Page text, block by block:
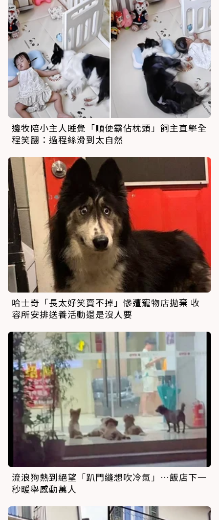
邊牧陪小主人睡覺「順便霸佔枕頭」飼主直擊全
程笑翻：過程絲滑到太自然
哈士奇「長太好笑賣不掉」慘遭寵物店拋棄 收
容所安排送養活動還是沒人要
流浪狗熱到絕望「趴門縫想吹冷氣」…飯店下一
秒暖舉感動萬人